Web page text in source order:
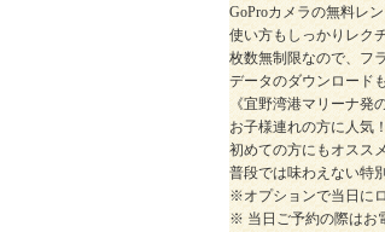
GoProカメラの無料レン
使い方もしっかりレク
枚数無制限なので、フ
データのダウンロード
《宜野湾港マリーナ発
お子様連れの方に人気
初めての方にもオスス
普段では味わえない特
※オプションで当日に
※ 当日ご予約の際はお